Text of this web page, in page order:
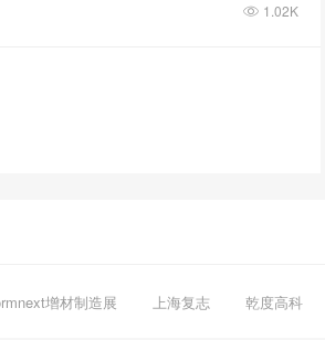
1.02K
增材制造展 上海复志 乾度高科